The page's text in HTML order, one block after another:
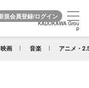
KADOKAWA Grou
p
映画 音楽 アニメ・
KADOKAWA Grou
p